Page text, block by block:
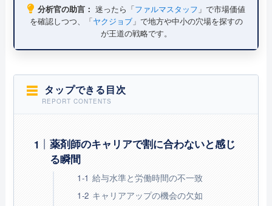
分析官の助言： 迷ったら「 ファルマスタッフ 」で市場価値
を確認しつつ、「 ヤクジョブ」で地方や中小の穴場を探すの
が王道の戦略です。
タップできる目次
薬剤師のキャリアで割に合わないと感じ
る瞬間
給与水準と労働時間の不一致
キャリアアップの機会の欠如